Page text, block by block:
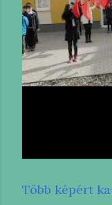
Több képért